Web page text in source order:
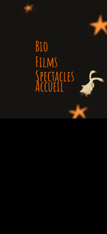
Spectacles
Accueil
Bio
Films